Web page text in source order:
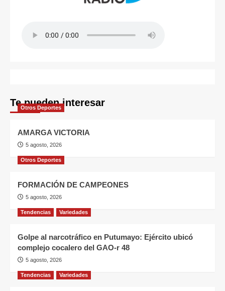
Te pueden interesar
Otros Deportes
AMARGA VICTORIA
5 agosto, 2026
Otros Deportes
FORMACIÓN DE CAMPEONES
5 agosto, 2026
Tendencias Variedades
Golpe al narcotráfico en Putumayo: Ejército ubicó
complejo cocalero del GAO-r 48
5 agosto, 2026
Tendencias Variedades